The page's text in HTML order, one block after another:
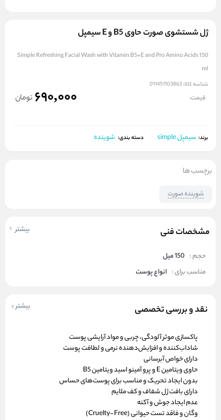
ژل شستشوی صورت حاوی B5 و E سیمپل
Simple Refreshing Facial Wash with Vitamin B5+E and Pro Amino Acids 150
ml
شناسه کالا:011451103863
قیمت: 690,000 تومان
برند: سیمپل simple دسته بندی: شوینده
مشخصات فنی بیشتر
حجم : 150 میل
مناسب برای : انواع پوست
نقد و بررسی تخصصی بیشتر
پاکسازی موثر آلودگی، چربی و مواد آرایشی پوست
شاداب‌کننده و افزایش‌دهنده نرمی و لطافت پوست
دارای خواص آبرسانی
حاوی ویتامین E و پرو آمینو اسید ویتامین B5
بدون ایجاد تحریک و مناسب برای پوست‌های حساس
دارای بافت ژل شفاف و کف ملایم
عدم ایجاد جوش و آکنه
وگان و فاقد تست حیوانی (Cruelty-Free)
برچسب ها
شوینده صورت